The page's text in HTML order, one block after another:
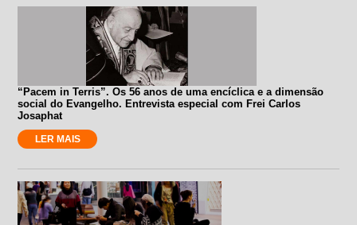
“Pacem in Terris”. Os 56 anos de uma encíclica e a dimensão
social do Evangelho. Entrevista especial com Frei Carlos
Josaphat
LER MAIS